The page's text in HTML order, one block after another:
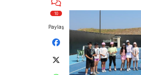
10
Paylaş